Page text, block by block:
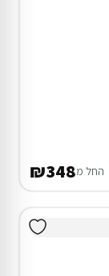
החל מ₪348